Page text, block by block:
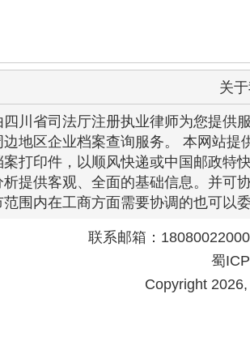
关
川省司法厅注册执业律师为您提供
边地区企业档案查询服务。 本网站
打印件，以顺风快递或中国邮政特
析提供客观、全面的基础信息。并可
围内在工商方面需要协调的也可以
联系邮箱：
蜀
Copyright